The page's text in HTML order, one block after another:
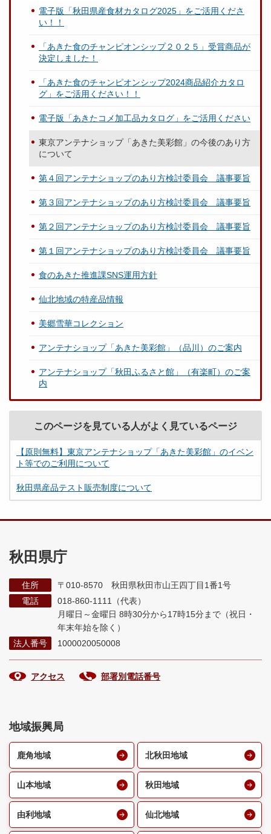
電子版「秋田県産食材カタログ2025」をご活用くださ
い！！
「あきた食のチャンピオンシップ２０２５」受賞商品が
決定しました！
「あきた食のチャンピオンシップ2024商品紹介カタロ
グ」をご活用ください！！
電子版「あきたコメ加工品カタログ」をご活用ください
東京アンテナショップ「あきた美彩館」の今後のあり方
について
第４回アンテナショップのあり方検討委員会 議事要旨
第３回アンテナショップのあり方検討委員会 議事要旨
第２回アンテナショップのあり方検討委員会 議事要旨
第１回アンテナショップのあり方検討委員会 議事要旨
食のあきた推進課SNS運用方針
仙北地域の特産品情報
美郷雪華コレクション
アンテナショップ「あきた美彩館」（品川）のご案内
アンテナショップ「秋田ふるさと館」（有楽町）のご案
内
このページを見ている人がよく見ているページ
【原則無料】東京アンテナショップ「あきた美彩館」のイベン
ト等でのご利用について
秋田県産品テスト販売制度について
秋田県庁
住所
〒010-8570 秋田県秋田市山王四丁目1番1号
電話
018-860-1111（代表）
月曜日～金曜日 8時30分から17時15分まで （祝日・
年末年始を除く）
法人番号
1000020050008
アクセス 部署別電話番号
地域振興局
鹿角地域 北秋田地域
山本地域 秋田地域
由利地域 仙北地域